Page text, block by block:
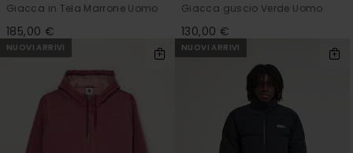
Giacca in Tela Marrone Uomo
185,00 €
Giacca guscio Verde Uomo
130,00 €
NUOVI ARRIVI NUOVI ARRIVI